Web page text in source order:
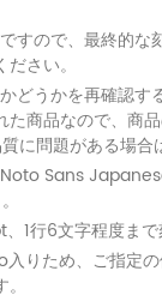
すので、最終的な
さい。
どうかを再確認す
た商品なので、商
に問題がある場合
Sans
1行6文字程度まで
りため、ご指定